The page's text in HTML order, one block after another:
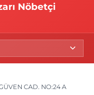
Nöbetçi
CAD. NO:24 A